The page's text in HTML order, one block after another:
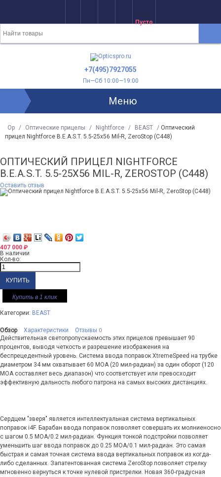
Пусто
+7(495)7927055
Пн—Сб 10:00—19:00
Меню
Op / Оптические прицелы / Nightforce / BEAST / Оптический
прицел Nightforce B.E.A.S.T. 5.5-25x56 Mil-R, ZeroStop (C448)
ОПТИЧЕСКИЙ ПРИЦЕЛ NIGHTFORCE
B.E.A.S.T. 5.5-25X56 MIL-R, ZEROSTOP (C448)
Оставить отзыв
407 000 ₽
В наличии
Кол-во:
Купить в 1 клик
Категории: BEAST
Обзор Характеристики Отзывы 0
Действительная светопропускаемость этих прицелов превышает 90
процентов, выводя четкость и разрешение изображения на
беспрецедентный уровень. Система ввода поправок XtremeSpeed на трубке
диаметром 34 мм охватывает 60 MOA (20 мил-радиан) за один оборот (120
MOA составляет весь диапазон) что соответствует или превосходит
эффективную дальность любого патрона на самых высоких дистанциях.
Сердцем "зверя" является интеллектуальная система вертикальных
поправок i4F. Барабан ввода поправок позволяет совершать их молниеносно
с шагом 0.5 MOA/0.2 мил-радиан. Функция тонкой подстройки позволяет
уменьшить шаг ввода поправок до 0.25 MOA/0.1 мил-радиан. Это самая
быстрая и самая точная система ввода вертикальных поправок из когда-
либо сделанных. Запатентованная система ZeroStop позволяет стрелку
мгновенно вернуться к точке нулевой пристрелки. Новая 360-градусная